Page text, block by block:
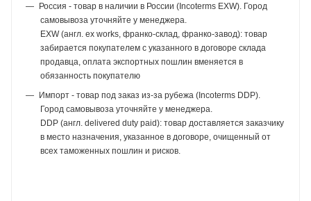
Россия - товар в наличии в России (Incoterms EXW). Город
самовывоза уточняйте у менеджера.
EXW (англ. ex works, франко-склад, франко-завод): товар
забирается покупателем с указанного в договоре склада
продавца, оплата экспортных пошлин вменяется в
обязанность покупателю
Импорт - товар под заказ из-за рубежа (Incoterms DDP).
Город самовывоза уточняйте у менеджера.
DDP (англ. delivered duty paid): товар доставляется заказчику
в место назначения, указанное в договоре, очищенный от
всех таможенных пошлин и рисков.